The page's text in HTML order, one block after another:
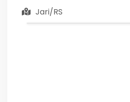
Jari/RS